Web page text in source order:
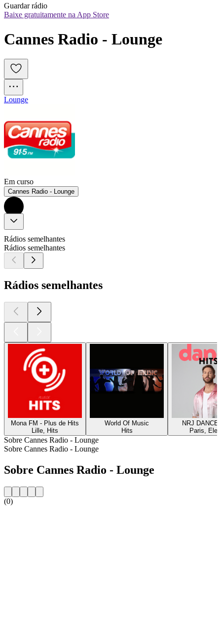
Guardar rádio
Baixe gratuitamente na App Store
Cannes Radio - Lounge
Lounge
Em curso
Cannes Radio - Lounge
Rádios semelhantes
Rádios semelhantes
Rádios semelhantes
Mona FM - Plus de Hits
Lille, Hits
World Of Music
Hits
NRJ DANCE
Paris,
Sobre Cannes Radio - Lounge
Sobre Cannes Radio - Lounge
Sobre Cannes Radio - Lounge
(0)